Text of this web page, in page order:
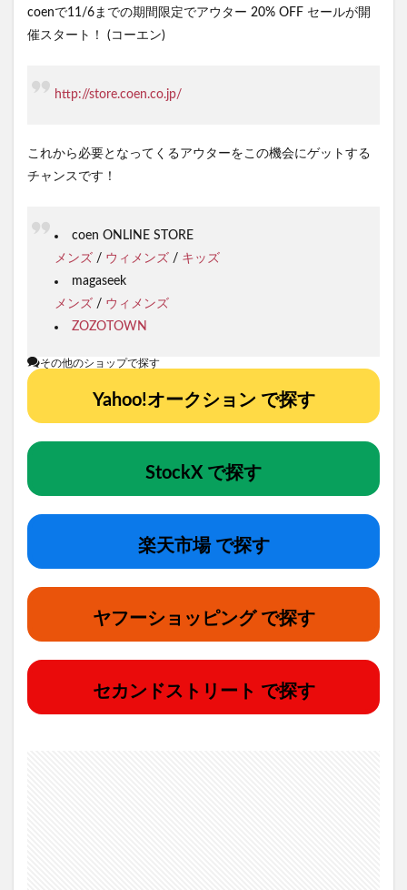
coenで11/6までの期間限定でアウター 20% OFF セールが開
催スタート！ (コーエン)
http://store.coen.co.jp/
これから必要となってくるアウターをこの機会にゲットする
チャンスです！
coen ONLINE STORE
メンズ / ウィメンズ / キッズ
magaseek
メンズ / ウィメンズ
ZOZOTOWN
その他のショップで探す
Yahoo!オークション で探す
StockX で探す
楽天市場 で探す
ヤフーショッピング で探す
セカンドストリート で探す